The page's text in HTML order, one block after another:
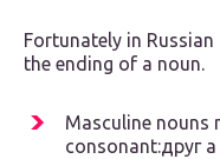
Fortunately in
the ending of a noun.
Masculine nouns
consonant:друг